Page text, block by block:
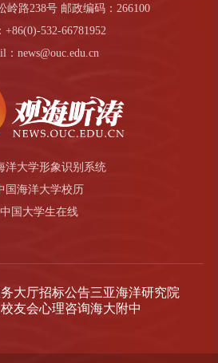
岭路238号 邮政编码：266100
+86(0)-532-66781952
：news@ouc.edu.cn
洋大学形象识别系统
国海洋大学校历
中国大学生在线
大厅招标公告三亚海洋研究院
校友会心理咨询海大附中